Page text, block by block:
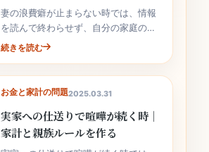
妻の浪費癖が止まらない時では、情報
を読んで終わらせず、自分の家庭の事
実と次の行動へ落とし込むことが大切
続きを読む
お金と家計の問題2025.03.31
実家への仕送りで喧嘩が続く時｜
家計と親族ルールを作る